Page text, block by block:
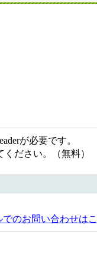
が必要です。
ださい。（無料）
でのお問い合わせは